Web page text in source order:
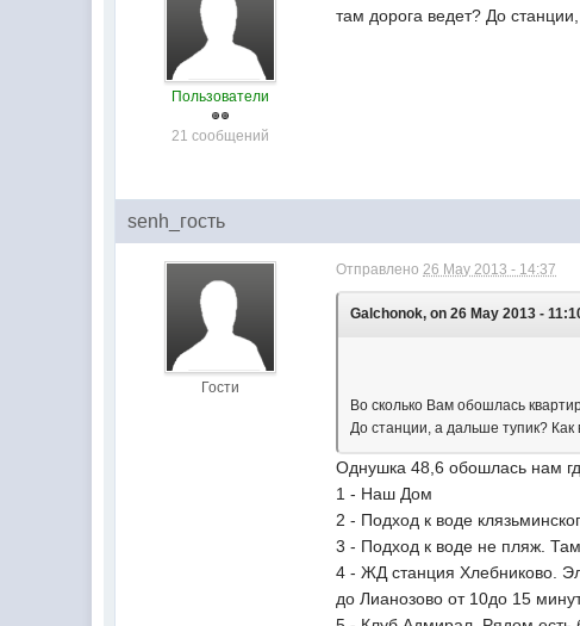
Пользователи
21 сообщений
там дорога ведет? До
senh_гость
Гости
Отправлено26 May 2013 - 14:37
Galchonok, on 26 May 2013 -
Во сколько Вам обошлась
До станции, а дальше тупик?
Однушка 48,6 обошлась нам
1 - Наш Дом
2 - Подход к воде
3 - Подход к воде не пляж.
4 - ЖД станция Хлебниково.
до Лианозово от 10до 15